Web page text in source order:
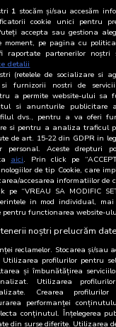
Functie
Nicolae
Coordonator
Serviciul
Drepturi de
Autor
Nicolae
Oprea
Coordonator
Serviciul
Drepturi de
Autor
Coordonator
Serviciul
Drepturi de
Autor
1 stocăm și/sau accesăm
cookie unici pentru
accepta sau gestiona
pe pagina cu
raportate partenerilor
detalii
(retelele de socializare si
si furnizorii nostri de
a permite website-ului sa
si anunturile publicitare
dvs., pentru a va oferi
si pentru a analiza traficul
de art. 15-22 din GDPR in
personal. Aceste drepturi
aici. Prin click pe
de tip Cookie, care
accesarea informatiilor de
pe “VREAU SA MODIFIC
in mod individual,
pentru functionarea website-
noștri prelucrăm
reclamelor. Stocarea și/sau
profilurilor pentru
și îmbunătățirea
Utilizarea
Crearea
performanței
conținutul. Înțelegerea
din surse diferite. Utilizarea